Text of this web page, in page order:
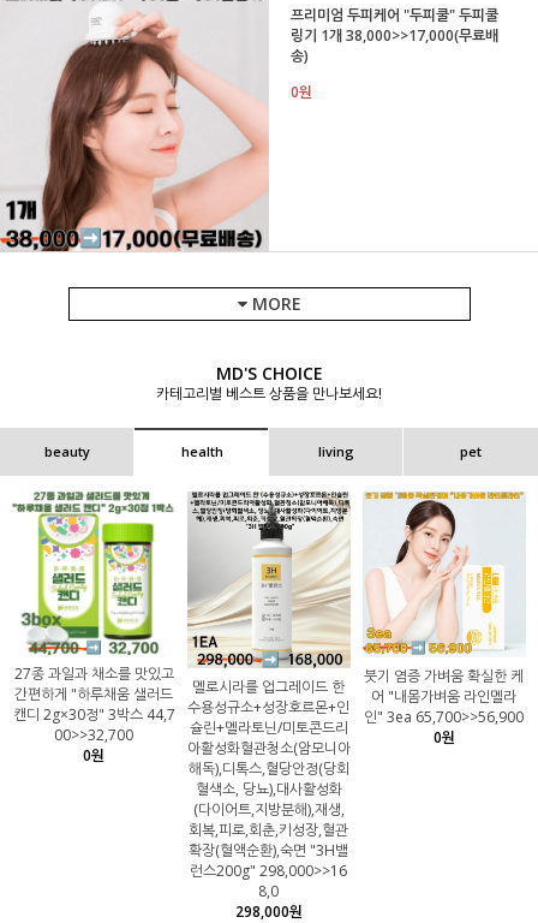
프리미엄 두피케어 "두피쿨" 두피쿨
링기 1개 38,000>>17,000(무료배
송)
0원
MORE
MD'S CHOICE
카테고리별 베스트 상품을 만나보세요!
beauty health living pet
27종 과일과 채소를 맛있고
간편하게 "하루채움 샐러드
캔디 2g×30정" 3박스 44,7
00>>32,700
0원
멜로시라를 업그레이드 한
수용성규소+성장호르몬+인
슐린+멜라토닌/미토콘드리
아활성화혈관청소(암모니아
해독),디톡스,혈당안정(당회
혈색소, 당뇨),대사활성화
(다이어트,지방분해),재생,
회복,피로,회춘,키성장,혈관
확장(혈액순환),숙면 "3H밸
런스200g" 298,000>>16
8,0
298,000원
붓기 염증 가벼움 확실한 케
어 "내몸가벼움 라인멜라
인" 3ea 65,700>>56,900
0원